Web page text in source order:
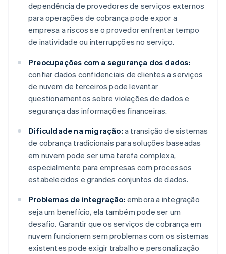
dependência de provedores de serviços externos
para operações de cobrança pode expor a
empresa a riscos se o provedor enfrentar tempo
de inatividade ou interrupções no serviço.
Preocupações com a segurança dos dados:
confiar dados confidenciais de clientes a serviços
de nuvem de terceiros pode levantar
questionamentos sobre violações de dados e
segurança das informações financeiras.
Dificuldade na migração: a transição de sistemas
de cobrança tradicionais para soluções baseadas
em nuvem pode ser uma tarefa complexa,
especialmente para empresas com processos
estabelecidos e grandes conjuntos de dados.
Problemas de integração: embora a integração
seja um benefício, ela também pode ser um
desafio. Garantir que os serviços de cobrança em
nuvem funcionem sem problemas com os sistemas
existentes pode exigir trabalho e personalização